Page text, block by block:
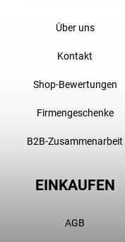
Über uns
Kontakt
Shop-Bewertungen
Firmengeschenke
B2B-Zusammenarbeit
EINKAUFEN
AGB